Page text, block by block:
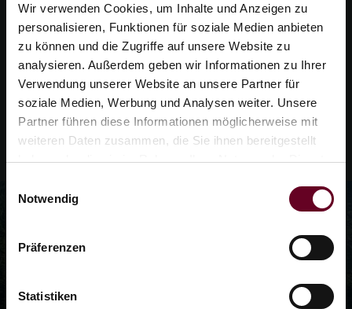
Wir verwenden Cookies, um Inhalte und Anzeigen zu
personalisieren, Funktionen für soziale Medien anbieten
zu können und die Zugriffe auf unsere Website zu
analysieren. Außerdem geben wir Informationen zu Ihrer
Verwendung unserer Website an unsere Partner für
soziale Medien, Werbung und Analysen weiter. Unsere
Partner führen diese Informationen möglicherweise mit
weiteren Daten zusammen, die Sie ihnen bereitgestellt
haben oder die sie im Rahmen Ihrer Nutzung der Dienste
Notwendig
Präferenzen
Statistiken
bereit für Ihre umweltschonenden Ausflüge
hier in der Region.
STANDORT DER LADESTATION